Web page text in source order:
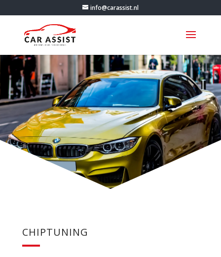
info@carassist.nl
CHIPTUNING